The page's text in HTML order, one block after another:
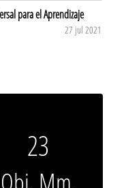
para el Aprendizaje
27 jul 2021
23